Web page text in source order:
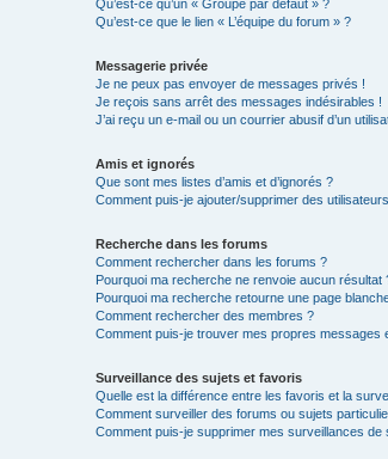
Qu’est-ce qu’un « Groupe par défaut » ?
Qu’est-ce que le lien « L’équipe du forum » ?
Messagerie privée
Je ne peux pas envoyer de messages privés !
Je reçois sans arrêt des messages indésirables !
J’ai reçu un e-mail ou un courrier abusif d’un
Amis et ignorés
Que sont mes listes d’amis et d’ignorés ?
Comment puis-je ajouter/supprimer des
Recherche dans les forums
Comment rechercher dans les forums ?
Pourquoi ma recherche ne renvoie aucun résultat
Pourquoi ma recherche retourne une page
Comment rechercher des membres ?
Comment puis-je trouver mes propres messages
Surveillance des sujets et favoris
Quelle est la différence entre les favoris et la
Comment surveiller des forums ou sujets
Comment puis-je supprimer mes surveillances de